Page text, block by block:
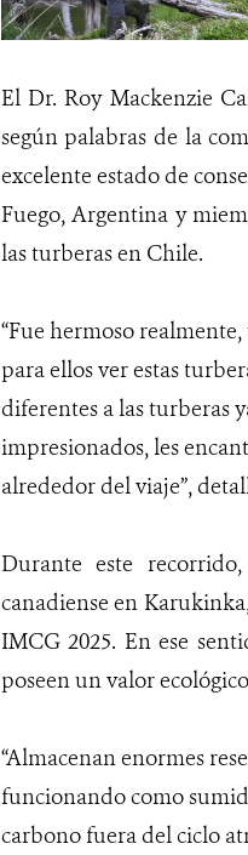
El Dr. Roy Mackenzie
según palabras de la
excelente estado de
Fuego, Argentina y
las turberas en Chile.
“Fue hermoso
para ellos ver estas
diferentes a las turberas
impresionados, les
alrededor del viaje”,
Durante este
canadiense en
IMCG 2025. En ese
poseen un valor
“Almacenan enormes
funcionando como
carbono fuera del ciclo